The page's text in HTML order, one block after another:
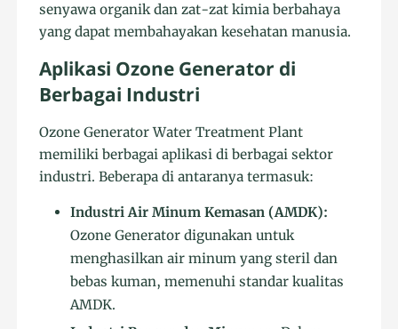
senyawa organik dan zat-zat kimia berbahaya
yang dapat membahayakan kesehatan manusia.
Aplikasi Ozone Generator di
Berbagai Industri
Ozone Generator Water Treatment Plant
memiliki berbagai aplikasi di berbagai sektor
industri. Beberapa di antaranya termasuk:
Industri Air Minum Kemasan (AMDK):
Ozone Generator digunakan untuk
menghasilkan air minum yang steril dan
bebas kuman, memenuhi standar kualitas
AMDK.